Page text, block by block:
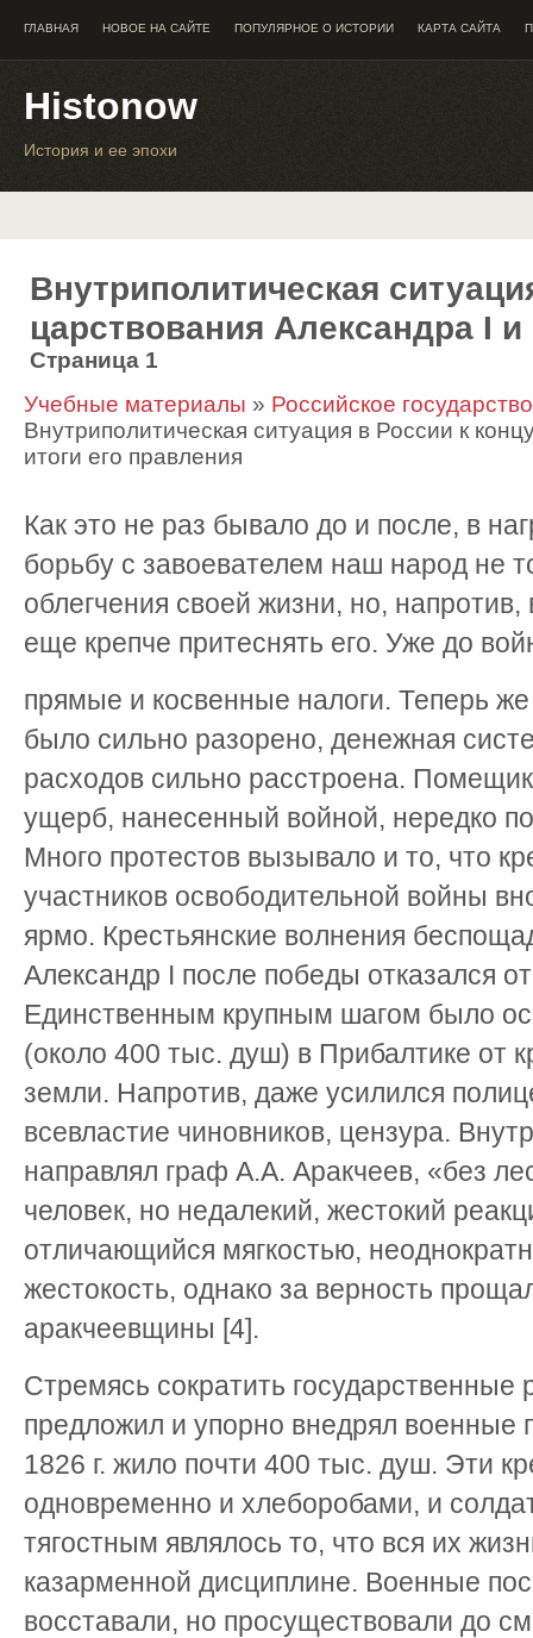
ГЛАВНАЯ НОВОЕ НА САЙТЕ ПОПУЛЯРНОЕ О ИСТОРИИ КАРТА САЙТА
Histonow
История и ее эпохи
Внутриполитическая
царствования Александра I и
Страница 1
Учебные материалы » Российское
Внутриполитическая ситуация в России к
итоги его правления
Как это не раз бывало до и после, в
борьбу с завоевателем наш народ не
облегчения своей жизни, но,
еще крепче притеснять его. Уже до
прямые и косвенные налоги. Теперь
было сильно разорено, денежная
расходов сильно расстроена.
ущерб, нанесенный войной, нередко
Много протестов вызывало и то, что
участников освободительной войны
ярмо. Крестьянские волнения
Александр I после победы отказался
Единственным крупным шагом было
(около 400 тыс. душ) в Прибалтике от
земли. Напротив, даже усилился
всевластие чиновников, цензура.
направлял граф А.А. Аракчеев, «без
человек, но недалекий, жестокий
отличающийся мягкостью,
жестокость, однако за верность
аракчеевщины [4].
Стремясь сократить государственные
предложил и упорно внедрял военные
1826 г. жило почти 400 тыс. душ. Эти
одновременно и хлеборобами, и
тягостным являлось то, что вся их
казарменной дисциплине. Военные
восставали, но просуществовали до